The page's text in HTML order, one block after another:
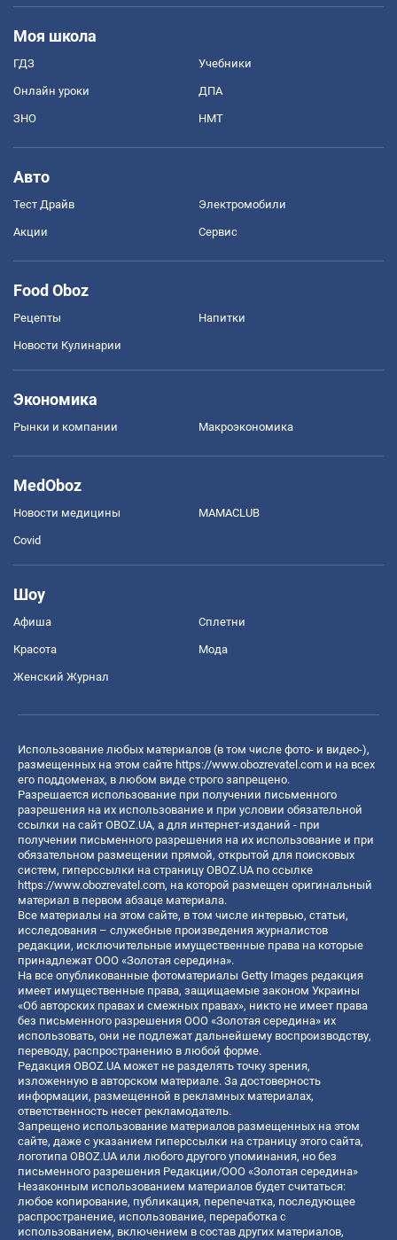
Моя школа
ГДЗ Учебники
Онлайн уроки ДПА
ЗНО НМТ
Авто
Тест Драйв Электромобили
Акции Сервис
Food Oboz
Рецепты Напитки
Новости Кулинарии
Экономика
Рынки и компании Mакроэкономика
MedOboz
Новости медицины MAMACLUB
Covid
Шоу
Афиша Сплетни
Красота Мода
Женский Журнал
Использование любых материалов (в том числе фото- и видео-),
размещенных на этом сайте https://www.obozrevatel.com и на всех
его поддоменах, в любом виде строго запрещено.
Разрешается использование при получении письменного
разрешения на их использование и при условии обязательной
ссылки на сайт OBOZ.UA, а для интернет-изданий - при
получении письменного разрешения на их использование и при
обязательном размещении прямой, открытой для поисковых
систем, гиперссылки на страницу OBOZ.UA по ссылке
https://www.obozrevatel.com, на которой размещен оригинальный
материал в первом абзаце материала.
Все материалы на этом сайте, в том числе интервью, статьи,
исследования – служебные произведения журналистов
редакции, исключительные имущественные права на которые
принадлежат ООО «Золотая середина».
На все опубликованные фотоматериалы Getty Images редакция
имеет имущественные права, защищаемые законом Украины
«Об авторских правах и смежных правах», никто не имеет права
без письменного разрешения ООО «Золотая середина» их
использовать, они не подлежат дальнейшему воспроизводству,
переводу, распространению в любой форме.
Редакция OBOZ.UA может не разделять точку зрения,
изложенную в авторском материале. За достоверность
информации, размещенной в рекламных материалах,
ответственность несет рекламодатель.
Запрещено использование материалов размещенных на этом
сайте, даже с указанием гиперссылки на страницу этого сайта,
логотипа OBOZ.UA или любого другого упоминания, но без
письменного разрешения Редакции/ООО «Золотая середина»
Незаконным использованием материалов будет считаться:
любое копирование, публикация, перепечатка, последующее
распространение, использование, переработка с
использованием, включением в состав других материалов,